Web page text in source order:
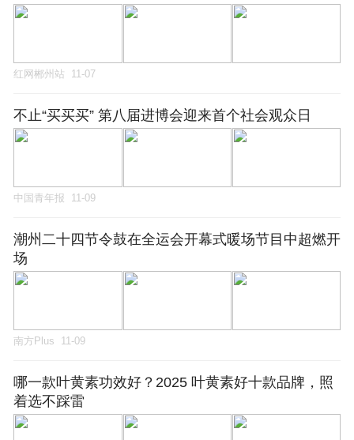
红网郴州站 11-07
不止“买买买” 第八届进博会迎来首个社会观众日
中国青年报 11-09
潮州二十四节令鼓在全运会开幕式暖场节目中超燃开
场
南方Plus 11-09
哪一款叶黄素功效好？2025 叶黄素好十款品牌，照
着选不踩雷